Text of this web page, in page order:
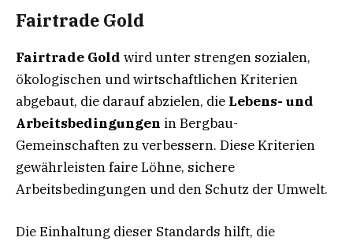
Fairtrade Gold
Fairtrade Gold wird unter strengen sozialen,
ökologischen und wirtschaftlichen Kriterien
abgebaut, die darauf abzielen, die Lebens- und
Arbeitsbedingungen in Bergbau-
Gemeinschaften zu verbessern. Diese Kriterien
gewährleisten faire Löhne, sichere
Arbeitsbedingungen und den Schutz der Umwelt.
Die Einhaltung dieser Standards hilft, die